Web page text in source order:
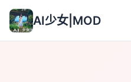
AI少女|MOD